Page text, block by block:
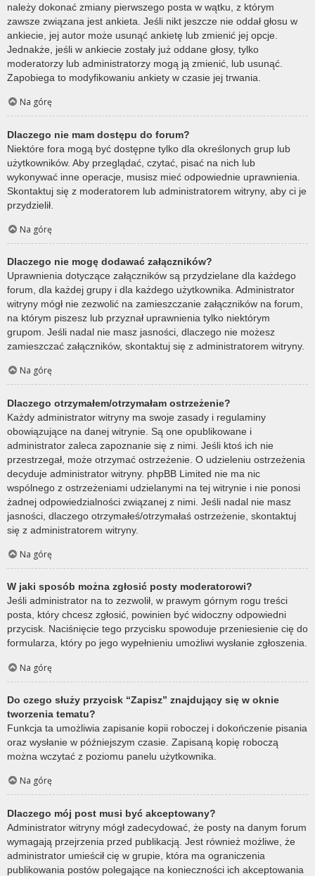
należy dokonać zmiany pierwszego posta w wątku, z którym
zawsze związana jest ankieta. Jeśli nikt jeszcze nie oddał głosu w
ankiecie, jej autor może usunąć ankietę lub zmienić jej opcje.
Jednakże, jeśli w ankiecie zostały już oddane głosy, tylko
moderatorzy lub administratorzy mogą ją zmienić, lub usunąć.
Zapobiega to modyfikowaniu ankiety w czasie jej trwania.
Na górę
Dlaczego nie mam dostępu do forum?
Niektóre fora mogą być dostępne tylko dla określonych grup lub
użytkowników. Aby przeglądać, czytać, pisać na nich lub
wykonywać inne operacje, musisz mieć odpowiednie uprawnienia.
Skontaktuj się z moderatorem lub administratorem witryny, aby ci je
przydzielił.
Na górę
Dlaczego nie mogę dodawać załączników?
Uprawnienia dotyczące załączników są przydzielane dla każdego
forum, dla każdej grupy i dla każdego użytkownika. Administrator
witryny mógł nie zezwolić na zamieszczanie załączników na forum,
na którym piszesz lub przyznał uprawnienia tylko niektórym
grupom. Jeśli nadal nie masz jasności, dlaczego nie możesz
zamieszczać załączników, skontaktuj się z administratorem witryny.
Na górę
Dlaczego otrzymałem/otrzymałam ostrzeżenie?
Każdy administrator witryny ma swoje zasady i regulaminy
obowiązujące na danej witrynie. Są one opublikowane i
administrator zaleca zapoznanie się z nimi. Jeśli ktoś ich nie
przestrzegał, może otrzymać ostrzeżenie. O udzieleniu ostrzeżenia
decyduje administrator witryny. phpBB Limited nie ma nic
wspólnego z ostrzeżeniami udzielanymi na tej witrynie i nie ponosi
żadnej odpowiedzialności związanej z nimi. Jeśli nadal nie masz
jasności, dlaczego otrzymałeś/otrzymałaś ostrzeżenie, skontaktuj
się z administratorem witryny.
Na górę
W jaki sposób można zgłosić posty moderatorowi?
Jeśli administrator na to zezwolił, w prawym górnym rogu treści
posta, który chcesz zgłosić, powinien być widoczny odpowiedni
przycisk. Naciśnięcie tego przycisku spowoduje przeniesienie cię do
formularza, który po jego wypełnieniu umożliwi wysłanie zgłoszenia.
Na górę
Do czego służy przycisk “Zapisz” znajdujący się w oknie
tworzenia tematu?
Funkcja ta umożliwia zapisanie kopii roboczej i dokończenie pisania
oraz wysłanie w późniejszym czasie. Zapisaną kopię roboczą
można wczytać z poziomu panelu użytkownika.
Na górę
Dlaczego mój post musi być akceptowany?
Administrator witryny mógł zadecydować, że posty na danym forum
wymagają przejrzenia przed publikacją. Jest również możliwe, że
administrator umieścił cię w grupie, która ma ograniczenia
publikowania postów polegające na konieczności ich akceptowania